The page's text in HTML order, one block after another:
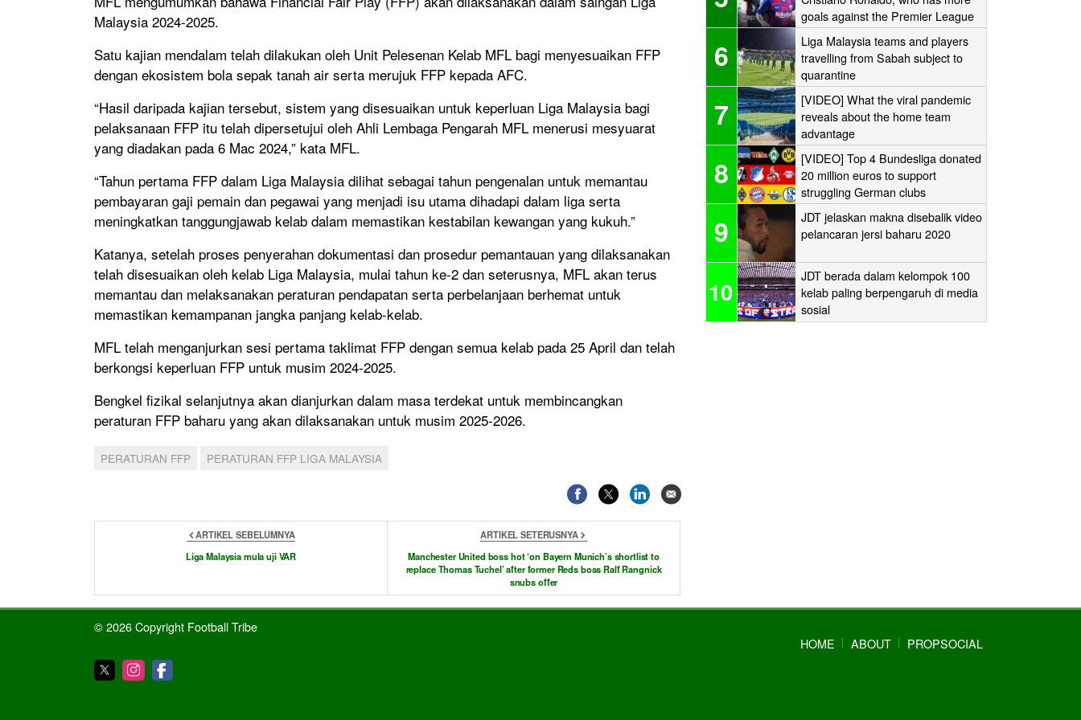
Malaysia 2024-2025.
Satu kajian mendalam telah dilakukan oleh Unit Pelesenan Kelab MFL bagi menyesuaikan FFP
dengan ekosistem bola sepak tanah air serta merujuk FFP kepada AFC.
“Hasil daripada kajian tersebut, sistem yang disesuaikan untuk keperluan Liga Malaysia bagi
pelaksanaan FFP itu telah dipersetujui oleh Ahli Lembaga Pengarah MFL menerusi mesyuarat
yang diadakan pada 6 Mac 2024,” kata MFL.
“Tahun pertama FFP dalam Liga Malaysia dilihat sebagai tahun pengenalan untuk memantau
pembayaran gaji pemain dan pegawai yang menjadi isu utama dihadapi dalam liga serta
meningkatkan tanggungjawab kelab dalam memastikan kestabilan kewangan yang kukuh.”
Katanya, setelah proses penyerahan dokumentasi dan prosedur pemantauan yang dilaksanakan
telah disesuaikan oleh kelab Liga Malaysia, mulai tahun ke-2 dan seterusnya, MFL akan terus
memantau dan melaksanakan peraturan pendapatan serta perbelanjaan berhemat untuk
memastikan kemampanan jangka panjang kelab-kelab.
MFL telah menganjurkan sesi pertama taklimat FFP dengan semua kelab pada 25 April dan telah
berkongsi keperluan FFP untuk musim 2024-2025.
Bengkel fizikal selanjutnya akan dianjurkan dalam masa terdekat untuk membincangkan
peraturan FFP baharu yang akan dilaksanakan untuk musim 2025-2026.
PERATURAN FFP PERATURAN FFP LIGA MALAYSIA
ARTIKEL SEBELUMNYA
Liga Malaysia mula uji VAR
ARTIKEL SETERUSNYA
Manchester United boss hot ‘on Bayern Munich’s shortlist to
replace Thomas Tuchel’ after former Reds boss Ralf Rangnick
snubs offer
goals against the Premier League
‘Big Six’?
6
Liga Malaysia teams and players
travelling from Sabah subject to
quarantine
7
[VIDEO] What the viral pandemic
reveals about the home team
advantage
8
[VIDEO] Top 4 Bundesliga donated
20 million euros to support
struggling German clubs
9
JDT jelaskan makna disebalik video
pelancaran jersi baharu 2020
10
JDT berada dalam kelompok 100
kelab paling berpengaruh di media
sosial
© 2026 Copyright Football Tribe
HOME
ABOUT PROPSOCIAL